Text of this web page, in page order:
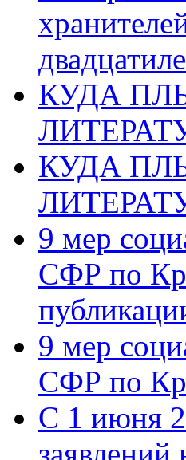
КУДА
КУДА
9 мер
СФР по
9 мер
СФР по
С 1 июня